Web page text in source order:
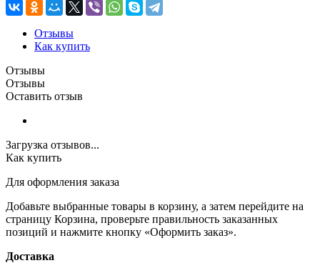
Отзывы
Как купить
Отзывы
Отзывы
Оставить отзыв
Загрузка отзывов...
Как купить
Для оформления заказа
Добавьте выбранные товары в корзину, а затем перейдите на
страницу Корзина, проверьте правильность заказанных
позиций и нажмите кнопку «Оформить заказ».
Доставка